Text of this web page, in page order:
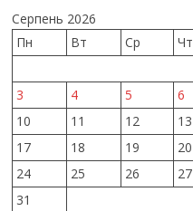
Серпень 2026
Пн
Вт Ср Чт
3
4 5 6
10
11 12 13
17
18 19 20
24
25 26 27
31